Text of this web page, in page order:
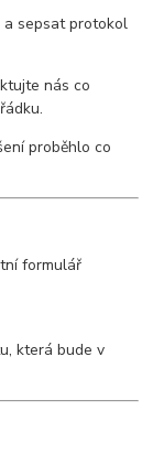
a sepsat protokol
nás co
proběhlo co
formulář
která bude v